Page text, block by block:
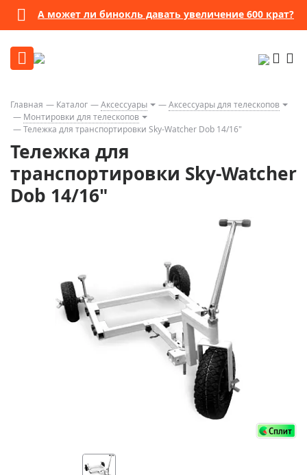
А может ли бинокль давать увеличение 600 крат?
Главная Каталог Аксессуары
Аксессуары для телескопов
Монтировки для телескопов
Тележка для транспортировки Sky-Watcher Dob 14/16"
Тележка для
транспортировки Sky-Watcher
Dob 14/16"